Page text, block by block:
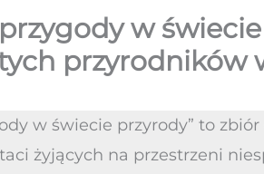
w
przyrodników
w świecie przyrody” to
żyjących na przestrzeni